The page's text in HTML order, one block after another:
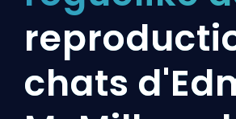
chats